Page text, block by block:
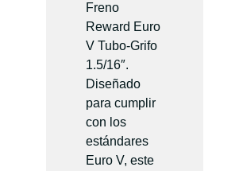
Freno
Reward Euro
V Tubo-Grifo
1.5/16″.
Diseñado
para cumplir
con los
estándares
Euro V, este